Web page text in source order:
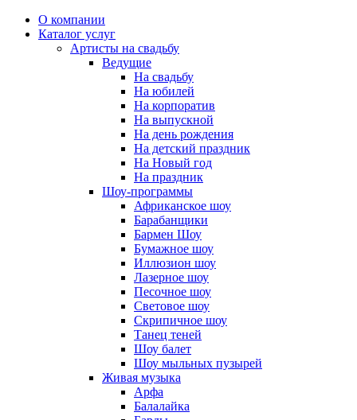
О компании
Каталог услуг
Артисты на свадьбу
Ведущие
На свадьбу
На юбилей
На корпоратив
На выпускной
На день рождения
На детский праздник
На Новый год
На праздник
Шоу-программы
Африканское шоу
Барабанщики
Бармен Шоу
Бумажное шоу
Иллюзион шоу
Лазерное шоу
Песочное шоу
Световое шоу
Скрипичное шоу
Танец теней
Шоу балет
Шоу мыльных пузырей
Живая музыка
Арфа
Балалайка